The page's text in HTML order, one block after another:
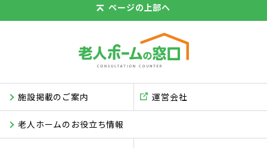
ページの 上部へ
施設掲載のご案内
老人ホームのお役立ち情報
運営会社